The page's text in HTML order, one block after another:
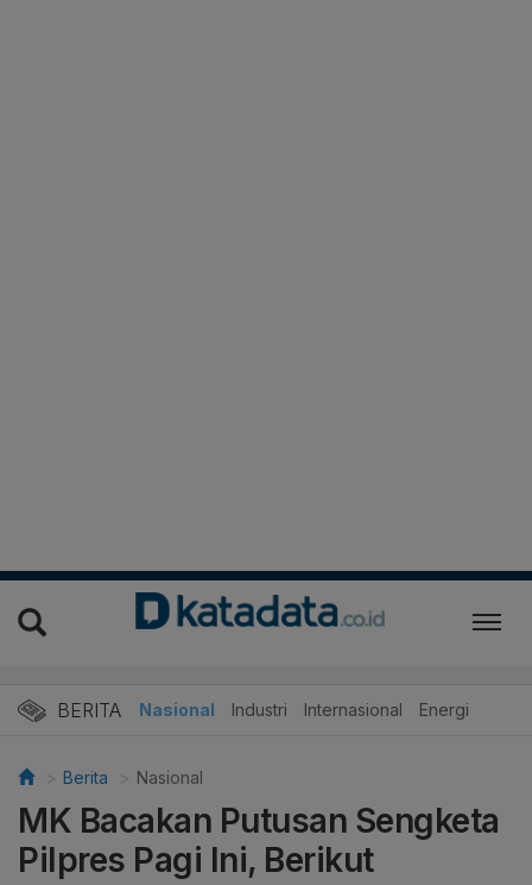
BERITA Nasional Industri Internasional Energi
Berita Nasional
MK Bacakan Putusan Sengketa
Pilpres Pagi Ini, Berikut